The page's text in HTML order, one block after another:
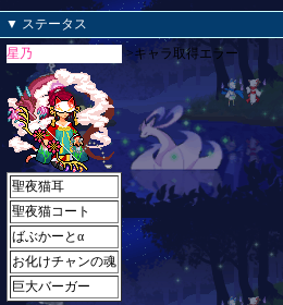
▼ ステータス
星乃
聖夜猫耳
聖夜猫コート
ばぶかーとα
お化けチャンの魂
巨大バーガー
>キャラ取得エラー